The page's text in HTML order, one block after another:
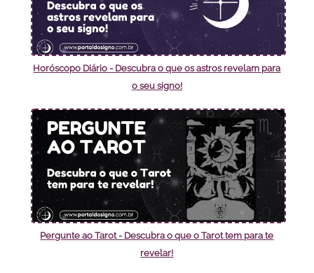
Horóscopo Diário - Descubra o que os astros revelam para
o seu signo!
Pergunte ao Tarot - Descubra o que o Tarot tem para te
revelar!